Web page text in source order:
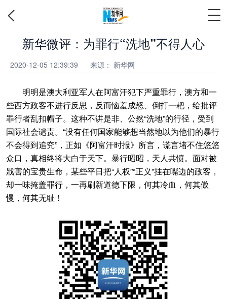
新华微评：为罪行“洗地”不得人心
2020-12-05 12:39:39 来源： 新华网
明明是澳大利亚军人在阿富汗犯下严重罪行，澳方和一
些西方政客不进行反思，反而恼羞成怒、倒打一耙，给批评
罪行者乱扣帽子。这种不讲是非、公然“洗地”的行径，受到
国际社会谴责。“没有任何国家能够想当然地以为他们的暴行
不会得到追究”，正如《阿富汗时报》所言，谎言堵不住悠悠
众口，真相终将大白于天下。暴行昭昭，天人共愤。面对被
戕害的宝贵生命，某些平日把“人权”“正义”挂在嘴边的政客，
却一味掩盖罪行，一再刷新道德下限，何其冷血，何其傲
慢，何其无耻！